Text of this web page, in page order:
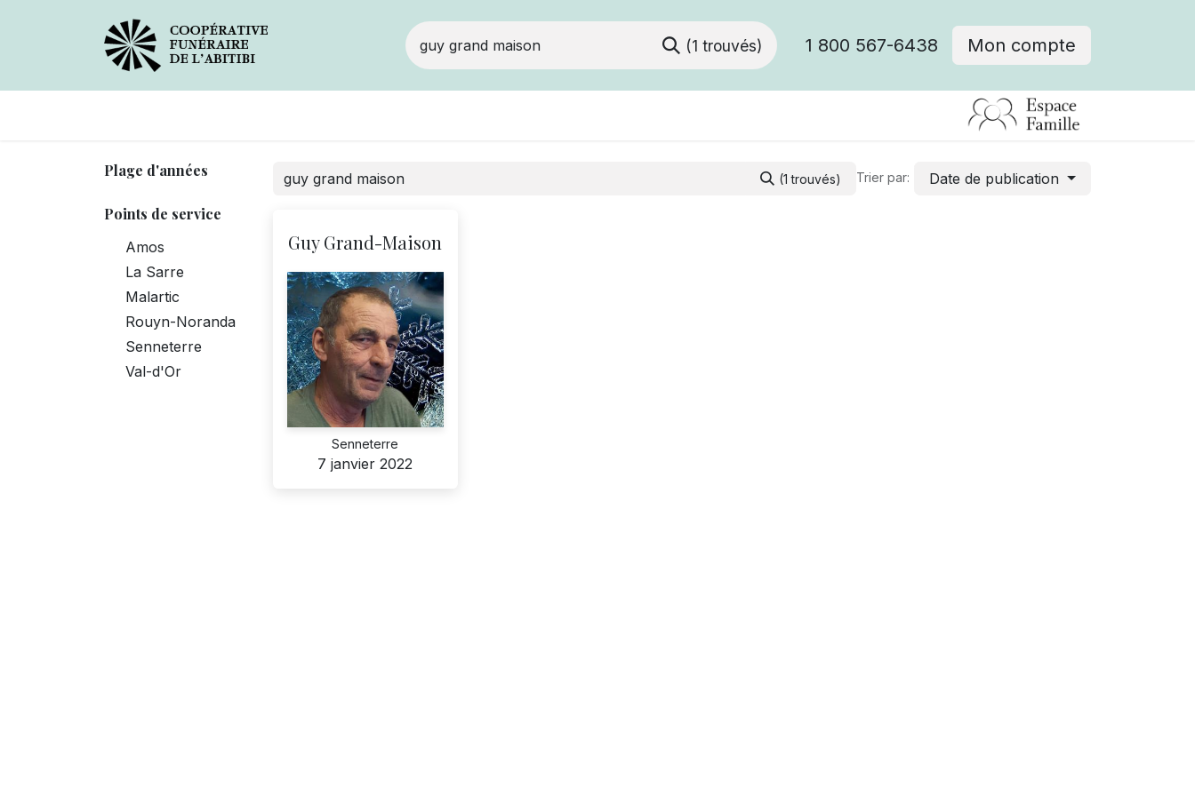
(1 trouvés) 1 800 567-6438 Mon compte
Plage d'années
Points de service
Amos
La Sarre
Malartic
Rouyn-Noranda
Senneterre
Val-d'Or
(1 trouvés) Trier par: Date de publication
Guy Grand-Maison
Senneterre
7 janvier 2022